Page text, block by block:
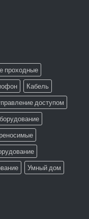
проходные
Кабель
доступом
Умный дом